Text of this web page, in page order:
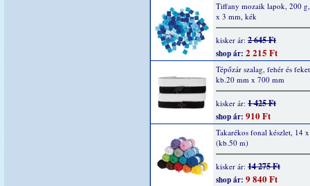
Tiffany mozaik lapok, 200
x 3 mm, kék
kisker ár: 2 645 Ft
shop ár: 2 215 Ft
Tépőzár szalag, fehér és
kb.20 mm x 700 mm
kisker ár: 1 425 Ft
shop ár: 910 Ft
Takarékos fonal készlet, 14
(kb.50 m)
kisker ár: 14 275 Ft
shop ár: 9 840 Ft